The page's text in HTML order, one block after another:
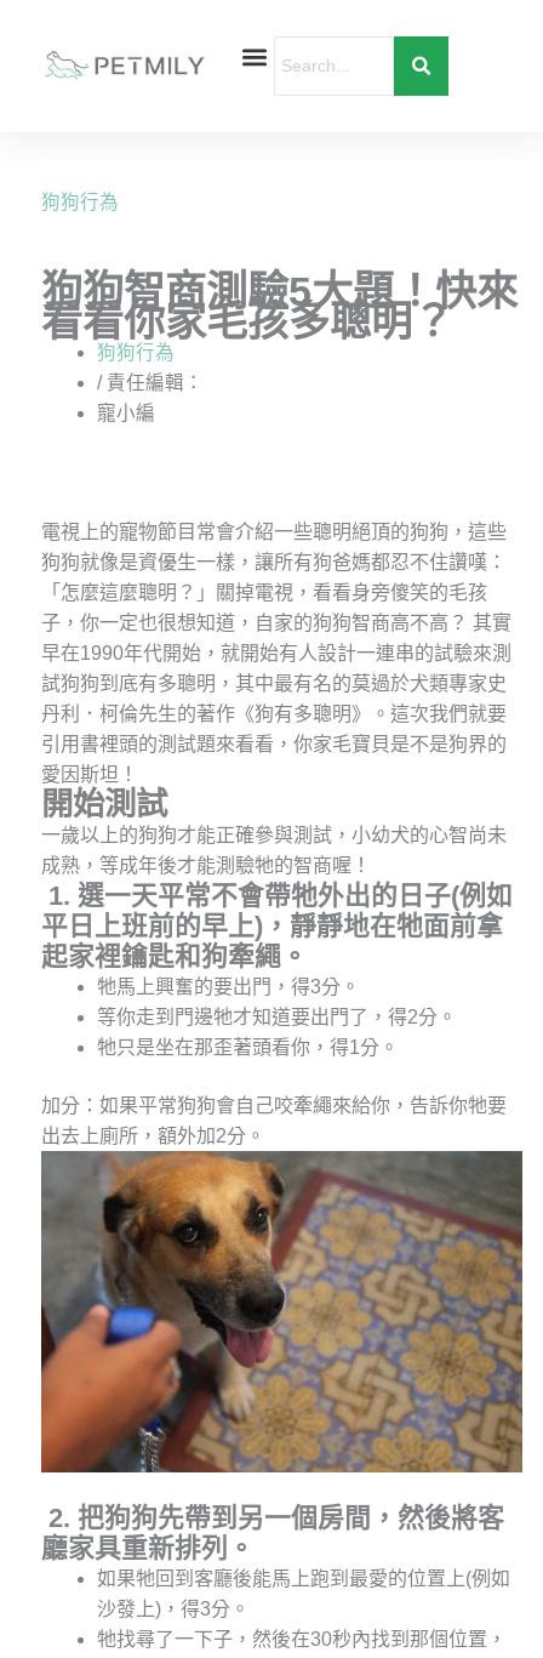
狗狗行為
狗狗智商測驗5大題！快來
看看你家毛孩多聰明？
狗狗行為
/ 責任編輯：
寵小編
電視上的寵物節目常會介紹一些聰明絕頂的狗狗，這些
狗狗就像是資優生一樣，讓所有狗爸媽都忍不住讚嘆：
「怎麼這麼聰明？」關掉電視，看看身旁傻笑的毛孩
子，你一定也很想知道，自家的狗狗智商高不高？ 其實
早在1990年代開始，就開始有人設計一連串的試驗來測
試狗狗到底有多聰明，其中最有名的莫過於犬類專家史
丹利．柯倫先生的著作《狗有多聰明》。這次我們就要
引用書裡頭的測試題來看看，你家毛寶貝是不是狗界的
愛因斯坦！
開始測試
一歲以上的狗狗才能正確參與測試，小幼犬的心智尚未
成熟，等成年後才能測驗牠的智商喔！
1. 選一天平常不會帶牠外出的日子(例如
平日上班前的早上)，靜靜地在牠面前拿
起家裡鑰匙和狗牽繩。
牠馬上興奮的要出門，得3分。
等你走到門邊牠才知道要出門了，得2分。
牠只是坐在那歪著頭看你，得1分。
加分：如果平常狗狗會自己咬牽繩來給你，告訴你牠要
出去上廁所，額外加2分。
2. 把狗狗先帶到另一個房間 ，然後將客
廳家具重新排列。
如果牠回到客廳後能馬上跑到最愛的位置上(例如
沙發上)，得3分。
牠找尋了一下子，然後在30秒內找到那個位置，